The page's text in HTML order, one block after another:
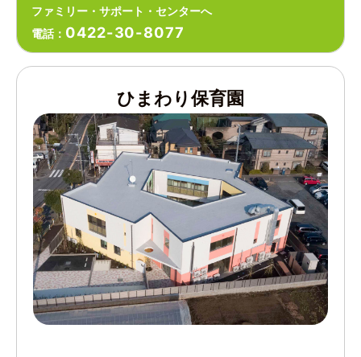
ファミリー・サポート・センターへ
電話： 0422-30-8077
ひまわり保育園